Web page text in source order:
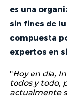
es una
sin fines de
compuesta
expertos en
"Hoy en día,
todos y todo,
actualmente